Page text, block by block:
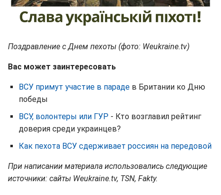
Поздравление с Днем пехоты (фото: Weukraine.tv)
Вас может заинтересовать
ВСУ примут участие в параде в Британии ко Дню
победы
ВСУ, волонтеры или ГУР - Кто возглавил рейтинг
доверия среди украинцев?
Как пехота ВСУ сдерживает россиян на передовой
При написании материала использовались следующие
источники: сайты Weukraine.tv, TSN, Fakty.